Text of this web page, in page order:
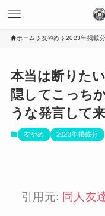
ホーム 友やめ 2023年掲載分
本当は断りた
隠してこっち
うな発言して
友やめ 2023年掲載分
引用元: 同人友